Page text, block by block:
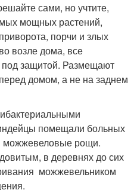
сами, но учтите,
мощных растений,
порчи и злых
возле дома, все
защитой. Размещают
домом, а не на заднем
помещали больных
можжевеловые рощи.
в деревнях до сих
можжевельником